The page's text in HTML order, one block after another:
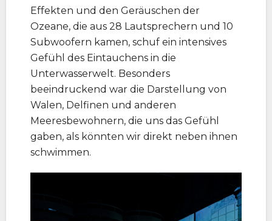
Effekten und den Geräuschen der
Ozeane, die aus 28 Lautsprechern und 10
Subwoofern kamen, schuf ein intensives
Gefühl des Eintauchens in die
Unterwasserwelt. Besonders
beeindruckend war die Darstellung von
Walen, Delfinen und anderen
Meeresbewohnern, die uns das Gefühl
gaben, als könnten wir direkt neben ihnen
schwimmen.